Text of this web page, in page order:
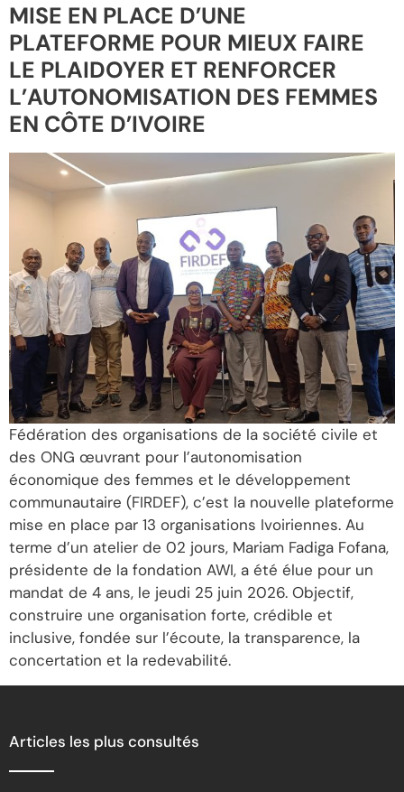
MISE EN PLACE D’UNE
PLATEFORME POUR MIEUX FAIRE
LE PLAIDOYER ET RENFORCER
L’AUTONOMISATION DES FEMMES
EN CÔTE D’IVOIRE
Fédération des organisations de la société civile et
des ONG œuvrant pour l’autonomisation
économique des femmes et le développement
communautaire (FIRDEF), c’est la nouvelle plateforme
mise en place par 13 organisations Ivoiriennes. Au
terme d’un atelier de 02 jours, Mariam Fadiga Fofana,
présidente de la fondation AWI, a été élue pour un
mandat de 4 ans, le jeudi 25 juin 2026. Objectif,
construire une organisation forte, crédible et
inclusive, fondée sur l’écoute, la transparence, la
concertation et la redevabilité.
Articles les plus consultés